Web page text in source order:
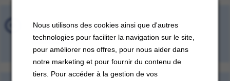
Nous utilisons des cookies ainsi que d'autres
technologies pour faciliter la navigation sur le site,
pour améliorer nos offres, pour nous aider dans
notre marketing et pour fournir du contenu de
tiers. Pour accéder à la gestion de vos
Offres d'emploi récemment
consultées